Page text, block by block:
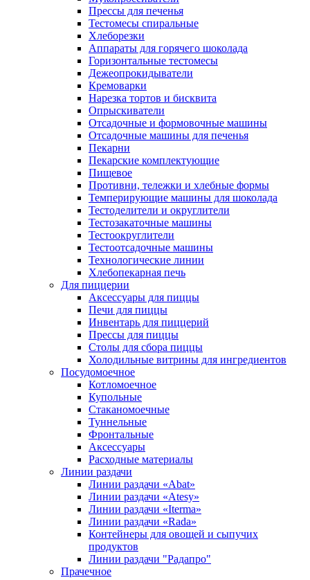
Прессы для печенья
Тестомесы спиральные
Хлеборезки
Аппараты для горячего шоколада
Горизонтальные тестомесы
Дежеопрокидыватели
Кремоварки
Нарезка тортов и бисквита
Опрыскиватели
Отсадочные и формовочные машины
Отсадочные машины для печенья
Пекарни
Пекарские комплектующие
Пищевое
Противни, тележки и хлебные формы
Темперирующие машины для шоколада
Тестоделители и округлители
Тестозакаточные машины
Тестоокруглители
Тестоотсадочные машины
Технологические линии
Хлебопекарная печь
Для пиццерии
Аксессуары для пиццы
Печи для пиццы
Инвентарь для пиццерий
Прессы для пиццы
Столы для сбора пиццы
Холодильные витрины для ингредиентов
Посудомоечное
Котломоечное
Купольные
Стаканомоечные
Туннельные
Фронтальные
Аксессуары
Расходные материалы
Линии раздачи
Линии раздачи «Abat»
Линии раздачи «Atesy»
Линии раздачи «Iterma»
Линии раздачи «Rada»
Контейнеры для овощей и сыпучих
продуктов
Линии раздачи "Радапро"
Прачечное